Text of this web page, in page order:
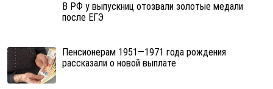
В РФ у выпускниц отозвали золотые медали
после ЕГЭ
Пенсионерам 1951—1971 года рождения
рассказали о новой выплате